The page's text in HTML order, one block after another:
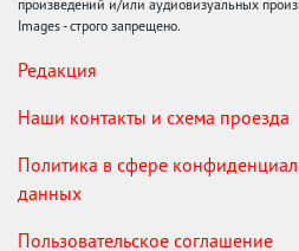
произведений и/или аудиовизуальных
Images - строго запрещено.
Редакция
Наши контакты и схема проезда
Политика в сфере
данных
Пользовательское соглашение